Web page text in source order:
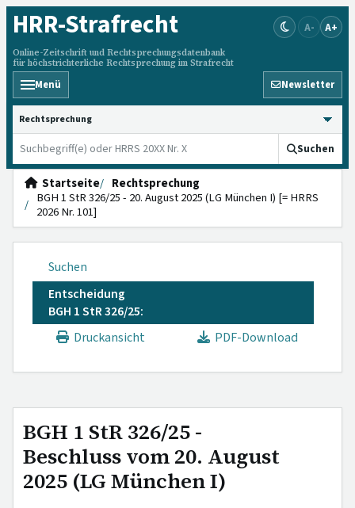
HRR-Strafrecht
Online-Zeitschrift und Rechtsprechungsdatenbank
für höchstrichterliche Rechtsprechung im Strafrecht
A- A+
Menü Newsletter
HRRS durchsuchen
Suchen
Startseite
Rechtsprechung
BGH 1 StR 326/25 - 20. August 2025 (LG München I) [= HRRS
2026 Nr. 101]
Suchen
Entscheidung
BGH 1 StR 326/25:
Druckansicht
PDF-Download
BGH 1 StR 326/25 -
Beschluss vom 20. August
2025 (LG München I)